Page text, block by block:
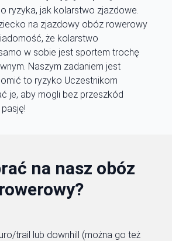
ryzyka, jak kolarstwo zjazdowe.
na zjazdowy obóz rowerowy
że kolarstwo
w sobie jest sportem trochę
Naszym zadaniem jest
to ryzyko Uczestnikom
je, aby mogli bez przeszkód
na nasz obóz
rowerowy?
trail lub downhill (można go też